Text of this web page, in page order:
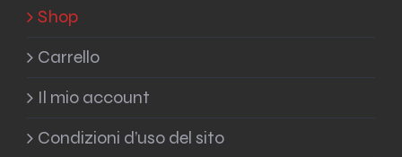
Shop
Carrello
Il mio account
Condizioni d’uso del sito